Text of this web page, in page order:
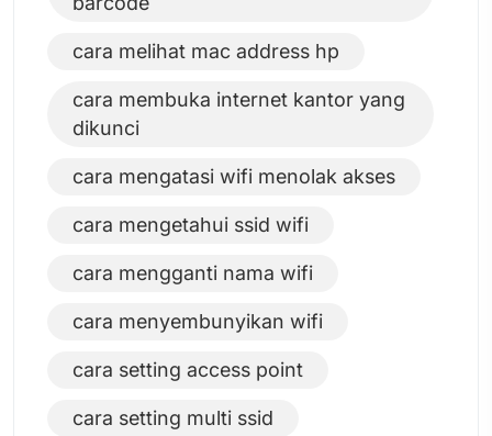
cara melihat mac address hp
cara membuka internet kantor yang
dikunci
cara mengatasi wifi menolak akses
cara mengetahui ssid wifi
cara mengganti nama wifi
cara menyembunyikan wifi
cara setting access point
cara setting multi ssid